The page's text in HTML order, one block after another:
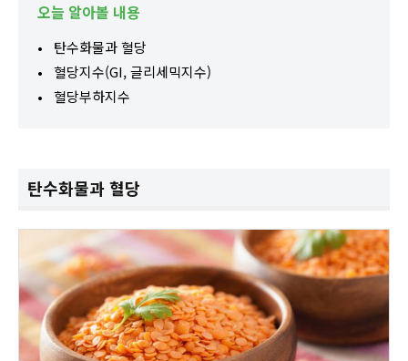
오늘 알아볼 내용
탄수화물과 혈당
혈당지수(GI, 글리세믹지수)
혈당부하지수
탄수화물과 혈당